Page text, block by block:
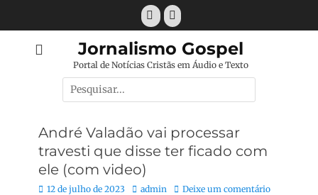
conteúdo
Facebook
E-
mail
Jornalismo Gospel
Portal de Notícias Cristãs em Áudio e Texto
Pesquisar
por:
André Valadão vai processar
travesti que disse ter ficado com
ele (com video)
Posted
12 de julho de 2023 Autor:
admin Deixe um comentário